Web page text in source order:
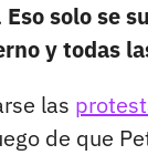
Eso solo se
y todas
las
de que